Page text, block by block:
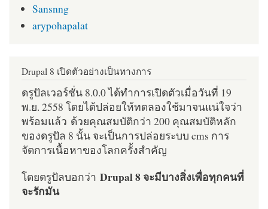
Sansnng
arypohapalat
Drupal 8 เปิดตัวอย่างเป็นทางการ
ดรูปัลเวอร์ชั่น 8.0.0 ได้ทำการเปิดตัวเมื่อวันที่ 19
พ.ย. 2558 โดยได้ปล่อยให้ทดลองใช้มาจนแน่ใจว่า
พร้อมแล้ว ด้วยคุณสมบัติกว่า 200 คุณสมบัติหลัก
ของดรูปัล 8 นั้น จะเป็นการปล่อยระบบ cms การ
จัดการเนื้อหาของโลกครั้งสำคัญ
โดยดรูปัลบอกว่า Drupal 8 จะมีบางสิ่งเพื่อทุกคนที่
จะรักมัน